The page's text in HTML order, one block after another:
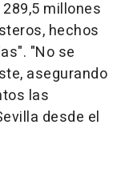
millones
hechos
"No se
asegurando
las
desde el